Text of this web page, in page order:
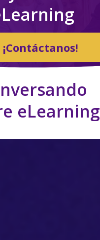
¡Contáctanos!
eLearning